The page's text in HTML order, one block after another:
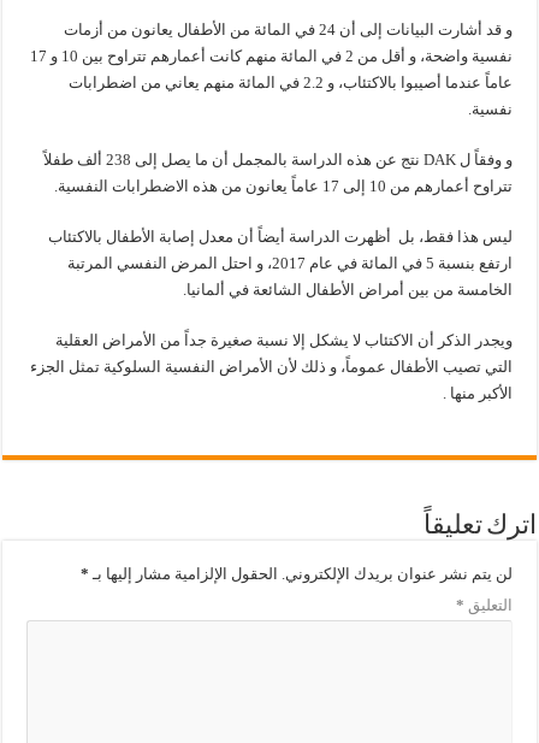
و قد أشارت البيانات إلى أن 24 في المائة من الأطفال يعانون من أزمات
نفسية واضحة، و أقل من 2 في المائة منهم كانت أعمارهم تتراوح بين 10 و 17
عاماً عندما أصيبوا بالاكتئاب، و 2.2 في المائة منهم يعاني من اضطرابات
نفسية.
و وفقاً ل DAK نتج عن هذه الدراسة بالمجمل أن ما يصل إلى 238 ألف طفلاً
تتراوح أعمارهم من 10 إلى 17 عاماً يعانون من هذه الاضطرابات النفسية.
ليس هذا فقط، بل أظهرت الدراسة أيضاً أن معدل إصابة الأطفال بالاكتئاب
ارتفع بنسبة 5 في المائة في عام 2017، و احتل المرض النفسي المرتبة
الخامسة من بين أمراض الأطفال الشائعة في ألمانيا.
ويجدر الذكر أن الاكتئاب لا يشكل إلا نسبة صغيرة جداً من الأمراض العقلية
التي تصيب الأطفال عموماً، و ذلك لأن الأمراض النفسية السلوكية تمثل الجزء
الأكبر منها .
اترك تعليقاً
لن يتم نشر عنوان بريدك الإلكتروني. الحقول الإلزامية مشار إليها بـ *
التعليق *